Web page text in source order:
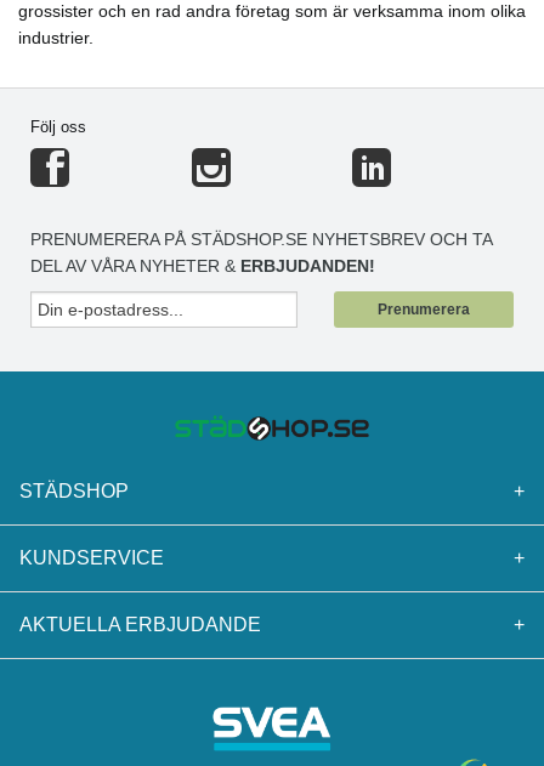
grossister och en rad andra företag som är verksamma inom olika
industrier.
Följ oss
PRENUMERERA PÅ STÄDSHOP.SE NYHETSBREV OCH TA
DEL AV VÅRA NYHETER & ERBJUDANDEN!
Prenumerera
STÄDSHOP +
KUNDSERVICE +
AKTUELLA ERBJUDANDE +